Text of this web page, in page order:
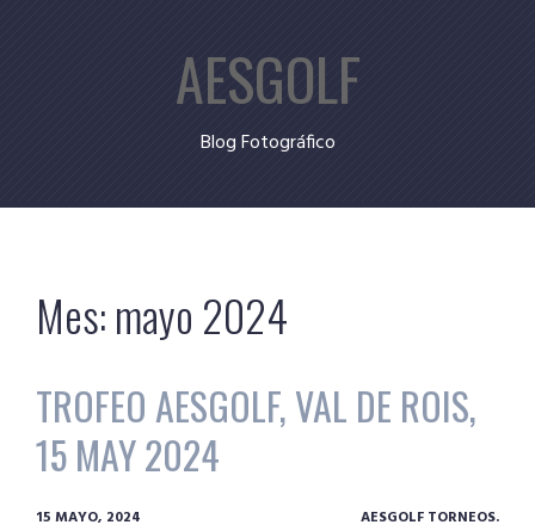
AESGOLF
Blog Fotográfico
Mes:mayo 2024
TROFEO AESGOLF, VAL DE ROIS,
15 MAY 2024
15 MAYO, 2024 AESGOLF TORNEOS.